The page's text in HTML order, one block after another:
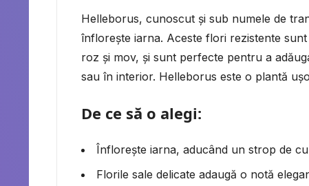
Helleborus, cunoscut și sub numele de
înflorește iarna. Aceste flori rezistente
roz și mov, și sunt perfecte pentru a
sau în interior. Helleborus este o plantă
De ce să o alegi:
Înflorește iarna, aducând un strop de
Florile sale delicate adaugă o notă